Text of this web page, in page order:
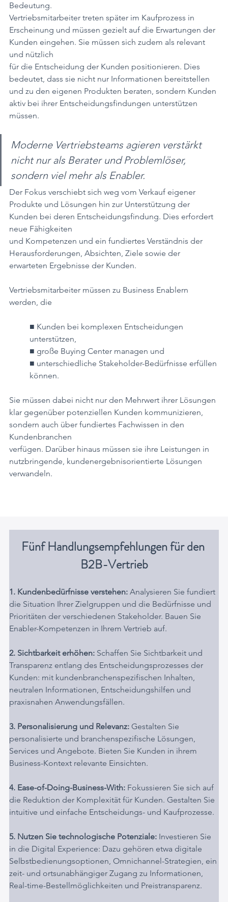
Bedeutung.
Vertriebsmitarbeiter treten später im Kaufprozess in
Erscheinung und müssen gezielt auf die Erwartungen der
Kunden eingehen. Sie müssen sich zudem als relevant
und nützlich
für die Entscheidung der Kunden positionieren. Dies
bedeutet, dass sie nicht nur Informationen bereitstellen
und zu den eigenen Produkten beraten, sondern Kunden
aktiv bei ihrer Entscheidungsfindungen unterstützen
müssen.
Moderne Vertriebsteams agieren verstärkt
nicht nur als Berater und Problemlöser,
sondern viel mehr als Enabler.
Der Fokus verschiebt sich weg vom Verkauf eigener
Produkte und Lösungen hin zur Unterstützung der
Kunden bei deren Entscheidungsfindung. Dies erfordert
neue Fähigkeiten
und Kompetenzen und ein fundiertes Verständnis der
Herausforderungen, Absichten, Ziele sowie der
erwarteten Ergebnisse der Kunden.
Vertriebsmitarbeiter müssen zu Business Enablern
werden, die
■ Kunden bei komplexen Entscheidungen
unterstützen,
■ große Buying Center managen und
■ unterschiedliche Stakeholder-Bedürfnisse erfüllen
können.
Sie müssen dabei nicht nur den Mehrwert ihrer Lösungen
klar gegenüber potenziellen Kunden kommunizieren,
sondern auch über fundiertes Fachwissen in den
Kundenbranchen
verfügen. Darüber hinaus müssen sie ihre Leistungen in
nutzbringende, kundenergebnisorientierte Lösungen
verwandeln.
Fünf Handlungsempfehlungen für den
B2B-Vertrieb
1. Kundenbedürfnisse verstehen: Analysieren Sie fundiert
die Situation Ihrer Zielgruppen und die Bedürfnisse und
Prioritäten der verschiedenen Stakeholder. Bauen Sie
Enabler-Kompetenzen in Ihrem Vertrieb auf.
2. Sichtbarkeit erhöhen: Schaffen Sie Sichtbarkeit und
Transparenz entlang des Entscheidungsprozesses der
Kunden: mit kundenbranchenspezifischen Inhalten,
neutralen Informationen, Entscheidungshilfen und
praxisnahen Anwendungsfällen.
3. Personalisierung und Relevanz: Gestalten Sie
personalisierte und branchenspezifische Lösungen,
Services und Angebote. Bieten Sie Kunden in ihrem
Business-Kontext relevante Einsichten.
4. Ease-of-Doing-Business-With: Fokussieren Sie sich auf
die Reduktion der Komplexität für Kunden. Gestalten Sie
intuitive und einfache Entscheidungs- und Kaufprozesse.
5. Nutzen Sie technologische Potenziale: Investieren Sie
in die Digital Experience: Dazu gehören etwa digitale
Selbstbedienungsoptionen, Omnichannel-Strategien, ein
zeit- und ortsunabhängiger Zugang zu Informationen,
Real-time-Bestellmöglichkeiten und Preistransparenz.